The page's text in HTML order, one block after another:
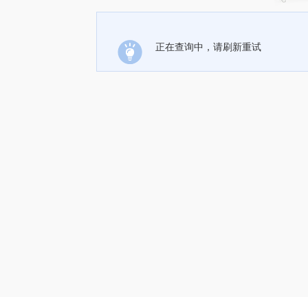
正在查询中，请刷新重试